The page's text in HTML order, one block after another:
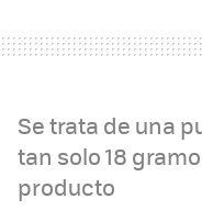
Se trata de una
tan solo 18
producto